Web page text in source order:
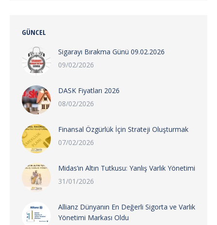
GÜNCEL
Sigarayı Bırakma Günü 09.02.2026
09/02/2026
DASK Fiyatları 2026
08/02/2026
Finansal Özgürlük İçin Strateji Oluşturmak
07/02/2026
Midas’ın Altın Tutkusu: Yanlış Varlık Yönetimi
31/01/2026
Allianz Dünyanın En Değerli Sigorta ve Varlık
Yönetimi Markası Oldu